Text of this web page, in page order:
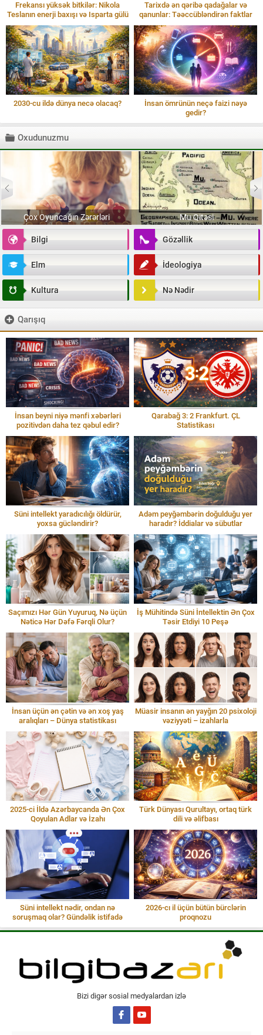
Frekansı yüksək bitkilər: Nikola
Teslanın enerji baxışı və Isparta gülü
Tarixdə ən qəribə qadağalar və
qanunlar: Təəccübləndirən faktlar
2030-cu ildə dünya necə olacaq?
İnsan ömrünün neçə faizi nəyə
gedir?
Oxudunuzmu
Çox Oyuncağın Zərərləri Mu Qitəsi
Bilgi Gözəllik
Elm İdeologiya
Kultura Nə Nədir
Qarışıq
İnsan beyni niyə mənfi xəbərləri
pozitivdən daha tez qəbul edir?
Qarabağ 3: 2 Frankfurt. ÇL
Statistikası
Süni intellekt yaradıcılığı öldürür,
yoxsa gücləndirir?
Adəm peyğəmbərin doğulduğu yer
haradır? İddialar və sübutlar
Saçımızı Hər Gün Yuyuruq, Nə üçün
Nəticə Hər Dəfə Fərqli Olur?
İş Mühitində Süni İntellektin Ən Çox
Təsir Etdiyi 10 Peşə
İnsan üçün ən çətin və ən xoş yaş
aralıqları – Dünya statistikası
Müasir insanın ən yayğın 20 psixoloji
vəziyyəti – izahlarla
2025-ci İldə Azərbaycanda Ən Çox
Qoyulan Adlar və İzahı
Türk Dünyası Qurultayı, ortaq türk
dili və əlifbası
Süni intellekt nədir, ondan nə
soruşmaq olar? Gündəlik istifadə
2026-cı il üçün bütün bürclərin
proqnozu
Bizi digər sosial medyalardan izlə